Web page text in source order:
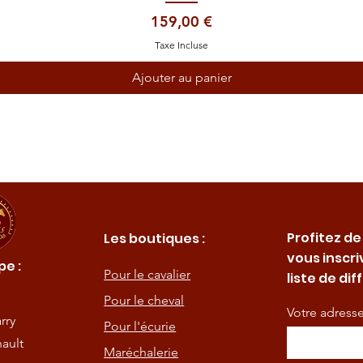
Prix
159,00 €
Taxe Incluse
Ajouter au panier
:
Les boutiques :
Pour le cavalier
Pour le cheval
Pour l'écurie
Maréchalerie
Profitez
vous
liste de
Votre